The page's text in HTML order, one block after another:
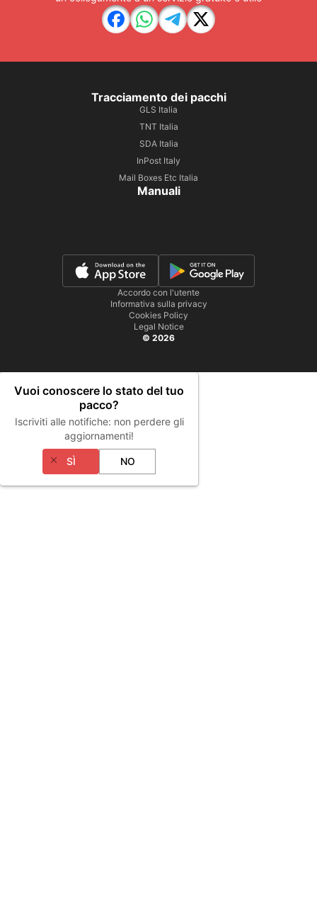
Tracciamento dei pacchi
GLS Italia
TNT Italia
SDA Italia
InPost Italy
Mail Boxes Etc Italia
Manuali
Accordo con l'utente
Informativa sulla privacy
Cookies Policy
Legal Notice
© 2026
Vuoi conoscere lo stato del tuo
pacco?
Iscriviti alle notifiche: non perdere gli
aggiornamenti!
SÌ NO